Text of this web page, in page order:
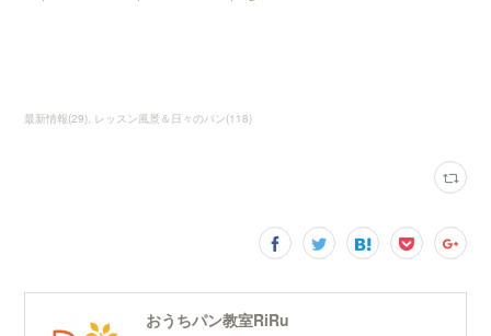
最新情報(29) レッスン風景＆日々のパン(118)
おうちパン教室RiRu